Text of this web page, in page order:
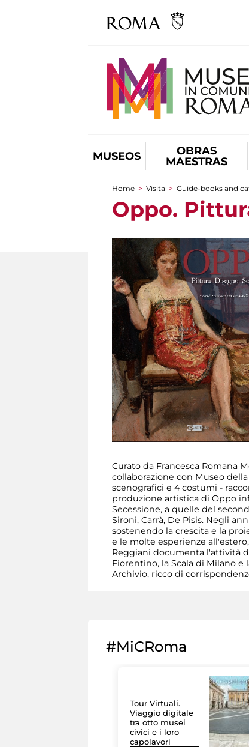
MUSEOS
OBRAS
MAESTRAS
You are here
Home > Visita > Guide-books and
Oppo.
Curato da Francesca Romana
collaborazione con Museo
scenografici e 4 costumi -
produzione artistica di Oppo
Secessione, a quelle del
Sironi, Carrà, De Pisis. Negli
sostenendo la crescita e la
e le molte esperienze
Reggiani documenta l'attività
Fiorentino, la Scala di Milano
Archivio, ricco di
#MiCRoma
Tour Virtuali.
Viaggio digitale
tra otto musei
civici e i loro
capolavori